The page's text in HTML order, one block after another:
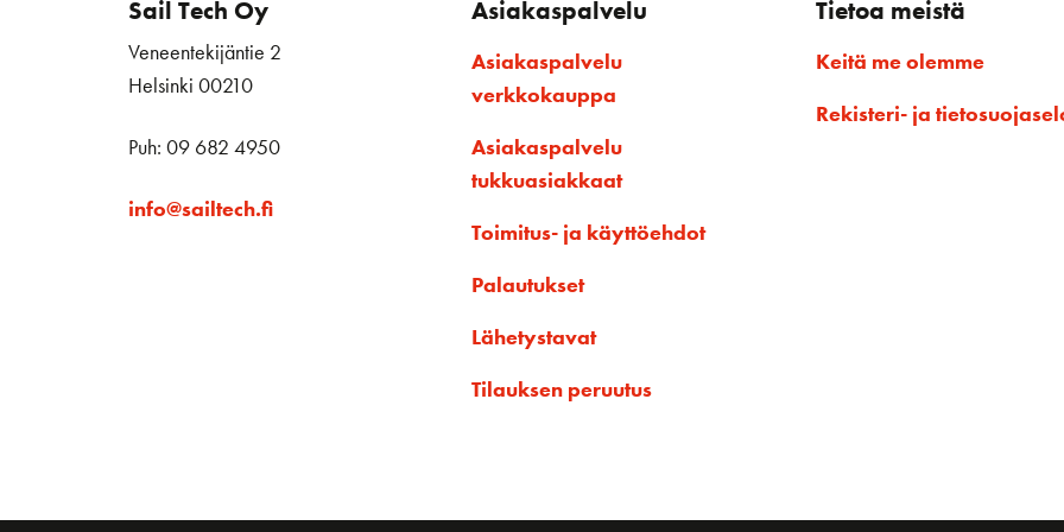
Sail Tech Oy
Veneentekijäntie 2
Helsinki 00210
Puh: 09 682 4950
info@sailtech.fi
Asiakaspalvelu
Asiakaspalvelu
verkkokauppa
Asiakaspalvelu
tukkuasiakkaat
Toimitus- ja käyttöehdot
Palautukset
Lähetystavat
Tilauksen peruutus
Tietoa meistä
Keitä me olemme
Rekisteri- ja